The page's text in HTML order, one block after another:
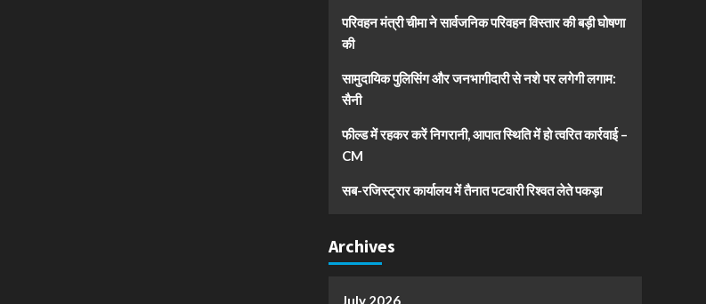
परिवहन मंत्री चीमा ने सार्वजनिक परिवहन विस्तार की बड़ी घोषणा
की
सामुदायिक पुलिसिंग और जनभागीदारी से नशे पर लगेगी लगाम:
सैनी
फील्ड में रहकर करें निगरानी, आपात स्थिति में हो त्वरित कार्रवाई –
CM
सब-रजिस्ट्रार कार्यालय में तैनात पटवारी रिश्वत लेते पकड़ा
Archives
July 2026